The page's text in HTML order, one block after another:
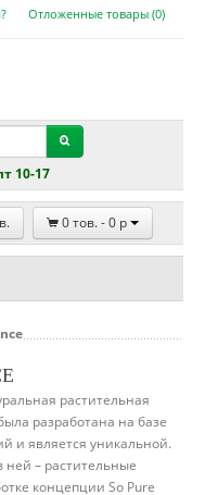
Отложенные товары (0)
10-17
0тов. -0 p
растительная
разработана на базе
и является уникальной.
– растительные
концепции So Pure